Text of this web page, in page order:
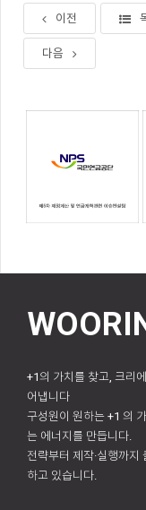
이전
다음
+1의 가치를 찾고, 크리
어냅니다
구성원이 원하는 +1 의
는 에너지를 만듭니다.
전략부터 제작·실행까
하고 있습니다.